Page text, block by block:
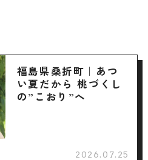
福島県桑折町｜あつ
い夏だから 桃づくし
の”こおり”へ
2026.07.25